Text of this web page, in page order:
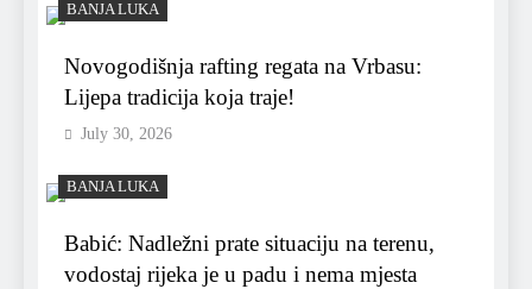
BANJA LUKA
Novogodišnja rafting regata na Vrbasu:
Lijepa tradicija koja traje!
July 30, 2026
BANJA LUKA
Babić: Nadležni prate situaciju na terenu,
vodostaj rijeka je u padu i nema mjesta